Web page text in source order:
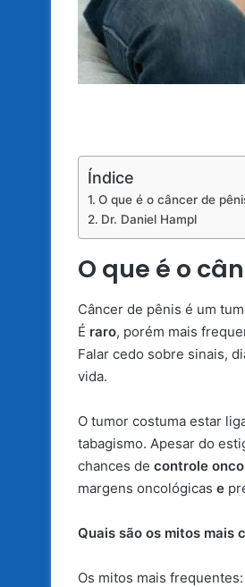
Índice
O que é o câncer de
Dr. Daniel Hampl
O que é o
Câncer de pênis é um
É raro, porém mais
Falar cedo sobre sinais,
vida.
O tumor costuma estar
tabagismo. Apesar do
chances de controle
margens oncológicas e
Quais são os mitos mais
Os mitos mais frequentes: